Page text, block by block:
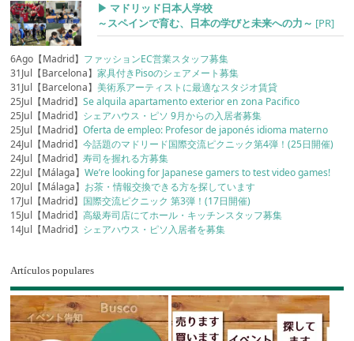
▶︎ マドリッド日本人学校
～スペインで育む、日本の学びと未来への力～ [PR]
6Ago【Madrid】 ファッションEC営業スタッフ募集
31Jul【Barcelona】家具付きPisoのシェアメート募集
31Jul【Barcelona】美術系アーティストに最適なスタジオ賃貸
25Jul【Madrid】Se alquila apartamento exterior en zona Pacifico
25Jul【Madrid】 シェアハウス・ピソ 9月からの入居者募集
25Jul【Madrid】Oferta de empleo: Profesor de japonés idioma materno
24Jul【Madrid】今話題のマドリード国際交流ピクニック第4弾！(25日開催)
24Jul【Madrid】寿司を握れる方募集
22Jul【Málaga】We’re looking for Japanese gamers to test video games!
20Jul【Málaga】 お茶・情報交換できる方を探しています
17Jul【Madrid】 国際交流ピクニック 第3弾！(17日開催)
15Jul【Madrid】高級寿司店にてホール・キッチンスタッフ募集
14Jul【Madrid】 シェアハウス・ピソ入居者を募集
Artículos populares